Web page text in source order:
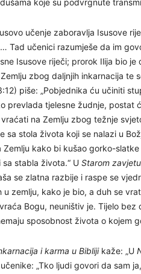
koje su podvrgnute
učenje zaboravlja Isusove
Tad učenici razumješe da im
Isusove riječi; prorok Ilija bio
zbog daljnjih inkarnacija te
piše: „Pobjednika ću učiniti
prevlada tjelesne žudnje, postat
na Zemlju zbog težnje
sa stola života koji se nalazi u
Zemlju kako bi kušao gorko-
stabla života.“ U Starom zavjetu
se zlatna razbije i raspe se
zemlju, kako je bio, a duh se
Bogu, neuništiv je. Tijelo bez
sposobnost života o kojem
i karma u Bibliji kaže: „U
„Tko ljudi govori da sam